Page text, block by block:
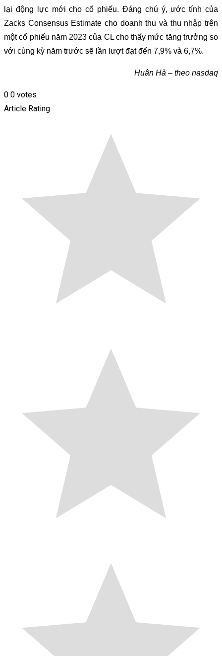
lại động lực mới cho cổ phiếu. Đáng chú ý, ước tính của
Zacks Consensus Estimate cho doanh thu và thu nhập trên
một cổ phiếu năm 2023 của CL cho thấy mức tăng trưởng so
với cùng kỳ năm trước sẽ lần lượt đạt đến 7,9% và 6,7%.
Huân Hà – theo nasdaq
0 0 votes
Article Rating